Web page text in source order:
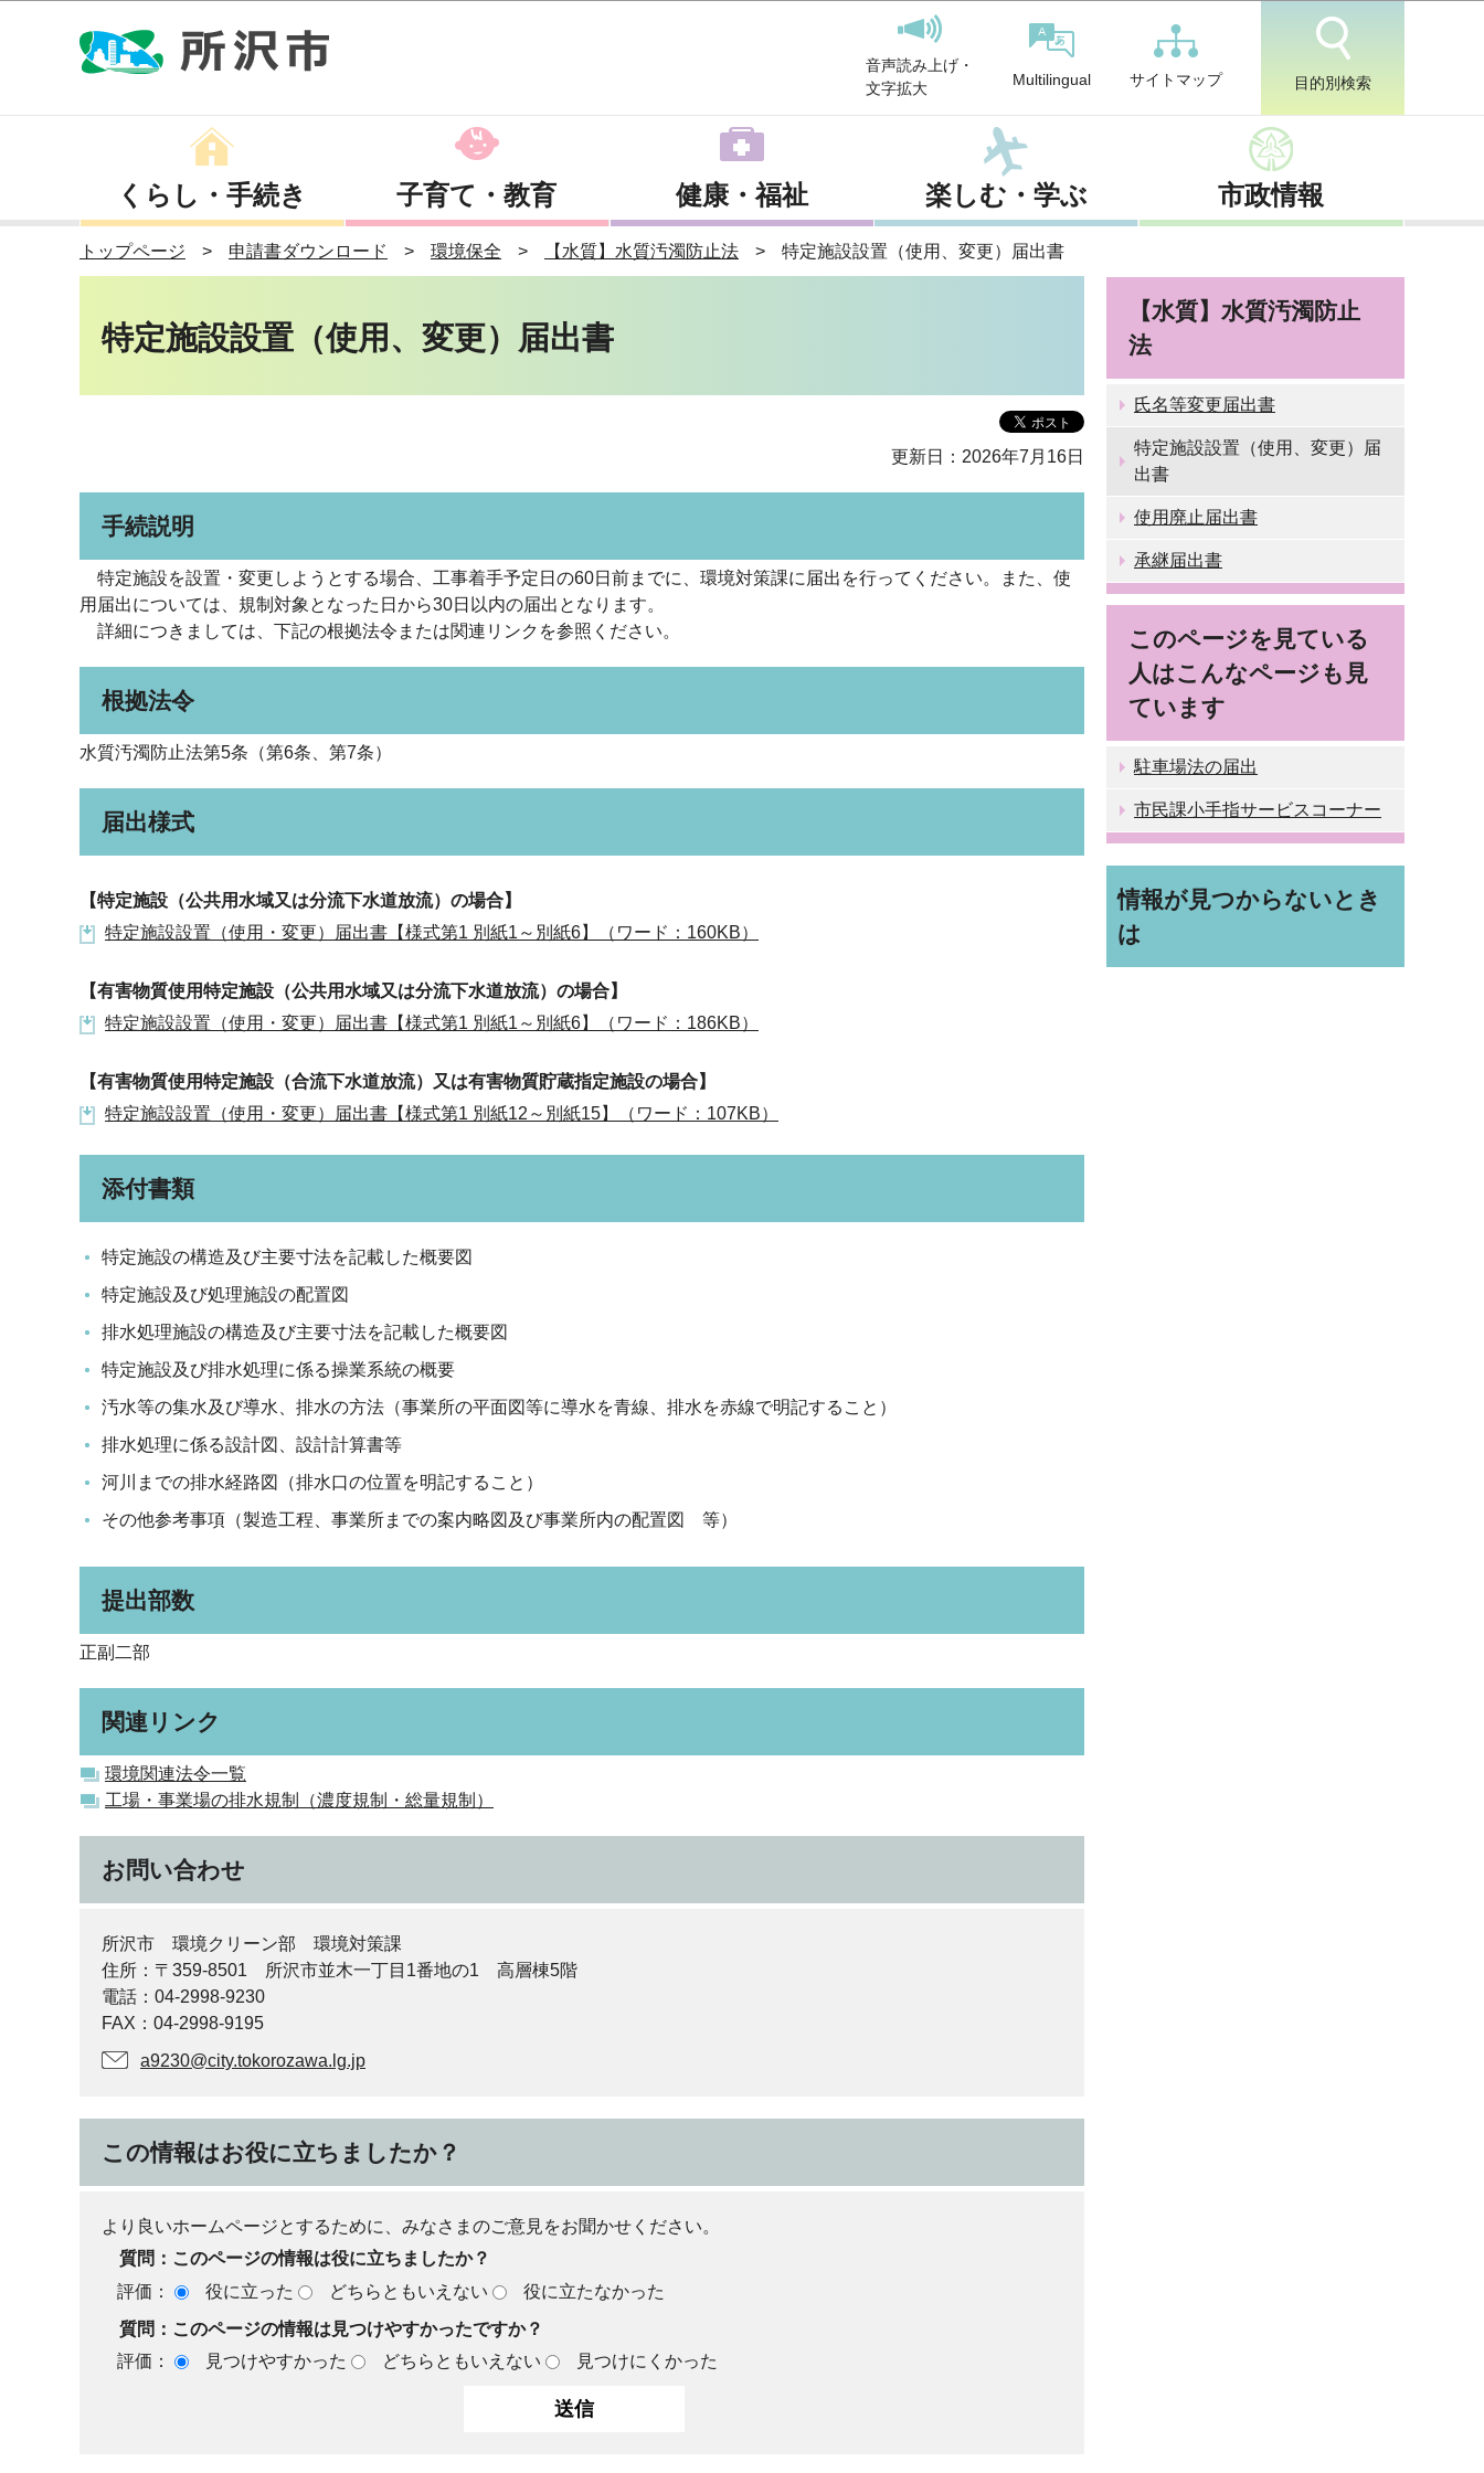
音声読み上げ・
文字拡大
Multilingual サイトマップ 目的別検索
くらし・手続き 子育て・教育 健康・福祉 楽しむ・学ぶ 市政情報
トップページ 申請書ダウンロード 環境保全 【水質】水質汚濁防止法 特定施設設置（使用、変更）届出書
特定施設設置（使用、変更）届出書
更新日：2026年7月16日
手続説明
特定施設を設置・変更しようとする場合、工事着手予定日の60日前までに、環境対策課に届出を行ってください。また、使
用届出については、規制対象となった日から30日以内の届出となります。
詳細につきましては、下記の根拠法令または関連リンクを参照ください。
根拠法令
水質汚濁防止法第5条（第6条、第7条）
届出様式
【特定施設（公共用水域又は分流下水道放流）の場合】
特定施設設置（使用・変更）届出書【様式第1 別紙1～別紙6】（ワード：160KB）
【有害物質使用特定施設（公共用水域又は分流下水道放流）の場合】
特定施設設置（使用・変更）届出書【様式第1 別紙1～別紙6】（ワード：186KB）
【有害物質使用特定施設（合流下水道放流）又は有害物質貯蔵指定施設の場合】
特定施設設置（使用・変更）届出書【様式第1 別紙12～別紙15】（ワード：107KB）
添付書類
特定施設の構造及び主要寸法を記載した概要図
特定施設及び処理施設の配置図
排水処理施設の構造及び主要寸法を記載した概要図
特定施設及び排水処理に係る操業系統の概要
汚水等の集水及び導水、排水の方法（事業所の平面図等に導水を青線、排水を赤線で明記すること）
排水処理に係る設計図、設計計算書等
河川までの排水経路図（排水口の位置を明記すること）
その他参考事項（製造工程、事業所までの案内略図及び事業所内の配置図 等）
提出部数
正副二部
関連リンク
環境関連法令一覧
工場・事業場の排水規制（濃度規制・総量規制）
お問い合わせ
所沢市 環境クリーン部 環境対策課
住所：〒359-8501 所沢市並木一丁目1番地の1 高層棟5階
電話：04-2998-9230
FAX：04-2998-9195
a9230@city.tokorozawa.lg.jp
この情報はお役に立ちましたか？
より良いホームページとするために、みなさまのご意見をお聞かせください。
質問：このページの情報は役に立ちましたか？
評価：
役に立った どちらともいえない
役に立たなかった
質問：このページの情報は見つけやすかったですか？
評価：
見つけやすかった どちらともいえない 見つけにくかった
【水質】水質汚濁防止
法
氏名等変更届出書
特定施設設置（使用、変更）届
出書
使用廃止届出書
承継届出書
このページを見ている
人はこんなページも見
ています
駐車場法の届出
市民課小手指サービスコーナー
情報が見つからないとき
は